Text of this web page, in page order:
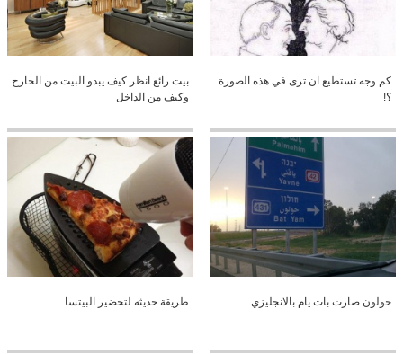
كم وجه تستطيع ان ترى في هذه الصورة
؟!
بيت رائع انظر كيف يبدو البيت من الخارج
وكيف من الداخل
حولون صارت بات يام بالانجليزي طريقة حديثه لتحضير البيتسا